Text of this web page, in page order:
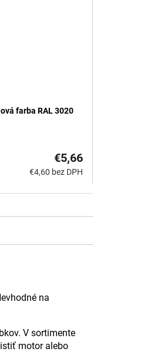
farba RAL 3020
€4,60 bez DPH
€5,66
na
V sortimente
motor alebo